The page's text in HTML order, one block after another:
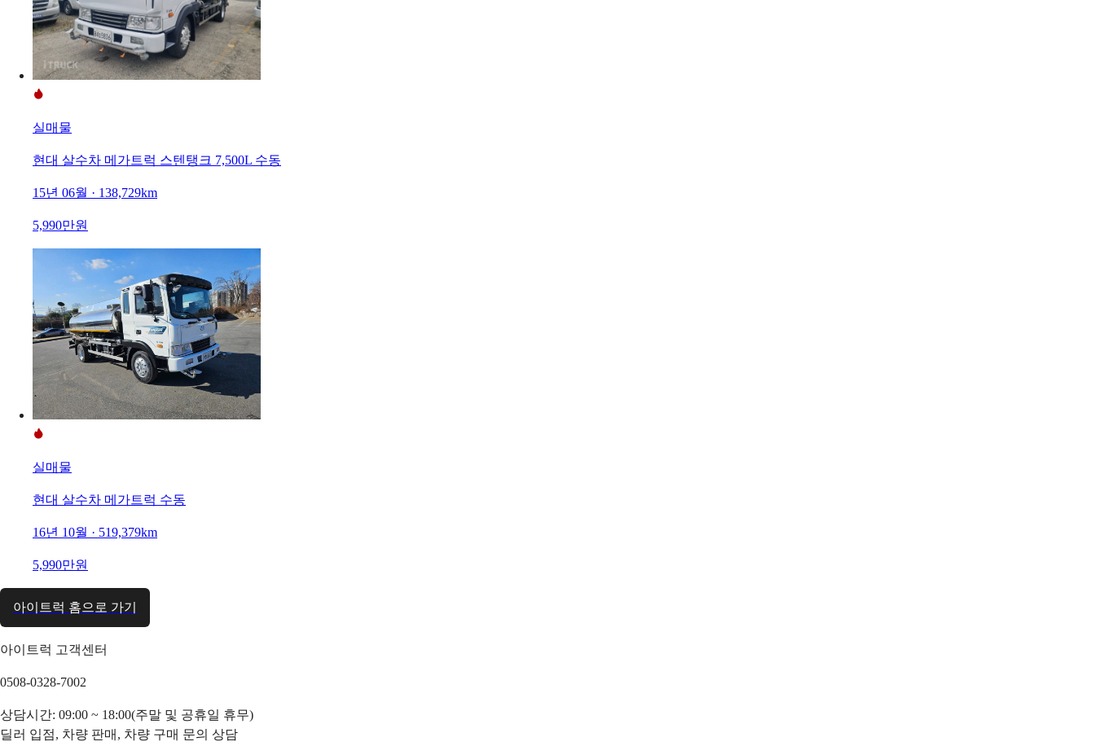
실매물
현대 살수차 메가트럭 스텐탱크 7,500L 수동
15년 06월 · 138,729km
5,990만원
실매물
현대 살수차 메가트럭 수동
16년 10월 · 519,379km
5,990만원
아이트럭 홈으로 가기
아이트럭 고객센터
0508-0328-7002
상담시간: 09:00 ~ 18:00(주말 및 공휴일 휴무)
딜러 입점, 차량 판매, 차량 구매 문의 상담